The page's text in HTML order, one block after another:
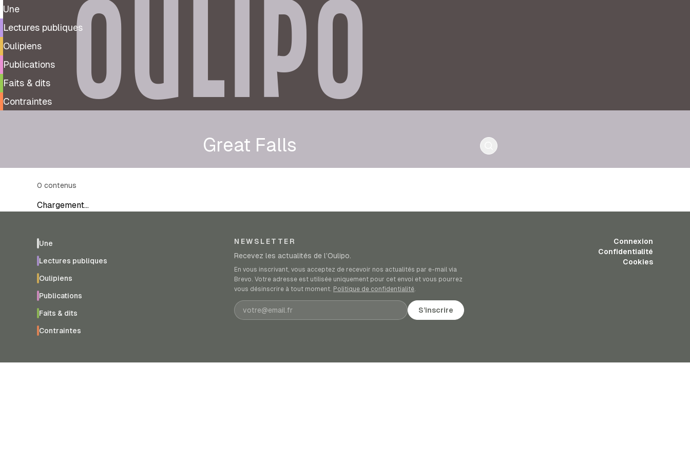
Une
Lectures publiques
Oulipiens
Publications
Faits & dits
Contraintes
OULIPO
Great Falls
0 contenus
Chargement…
Une
Lectures publiques
Oulipiens
Publications
Faits & dits
Contraintes
NEWSLETTER
Recevez les actualités de l’Oulipo.
En vous inscrivant, vous acceptez de recevoir nos actualités par e-mail via
Brevo. Votre adresse est utilisée uniquement pour cet envoi et vous pourrez
vous désinscrire à tout moment. Politique de confidentialité.
Adresse e-mail S’inscrire
Connexion
Confidentialité
Cookies